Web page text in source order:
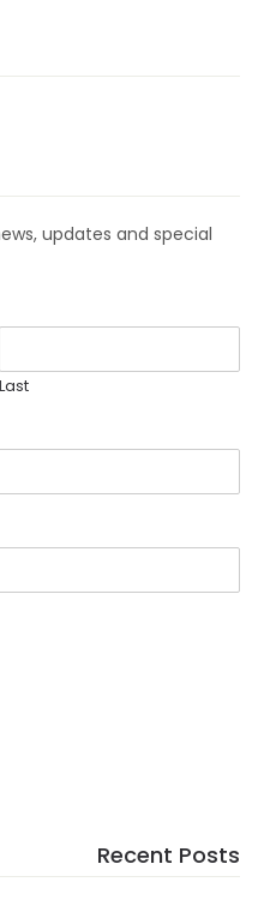
updates and special
Last
Recent Posts